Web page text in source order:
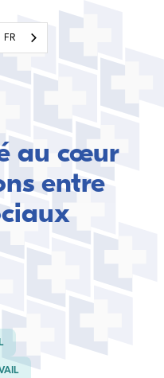
FR
au cœur
entre